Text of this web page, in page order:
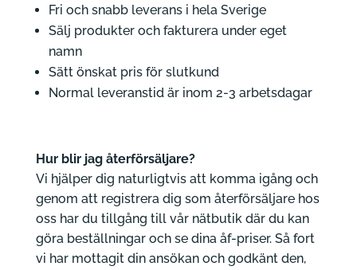
Fri och snabb leverans i hela Sverige
Sälj produkter och fakturera under eget
namn
Sätt önskat pris för slutkund
Normal leveranstid är inom 2-3 arbetsdagar
Hur blir jag återförsäljare?
Vi hjälper dig naturligtvis att komma igång och
genom att registrera dig som återförsäljare hos
oss har du tillgång till vår nätbutik där du kan
göra beställningar och se dina åf-priser. Så fort
vi har mottagit din ansökan och godkänt den,